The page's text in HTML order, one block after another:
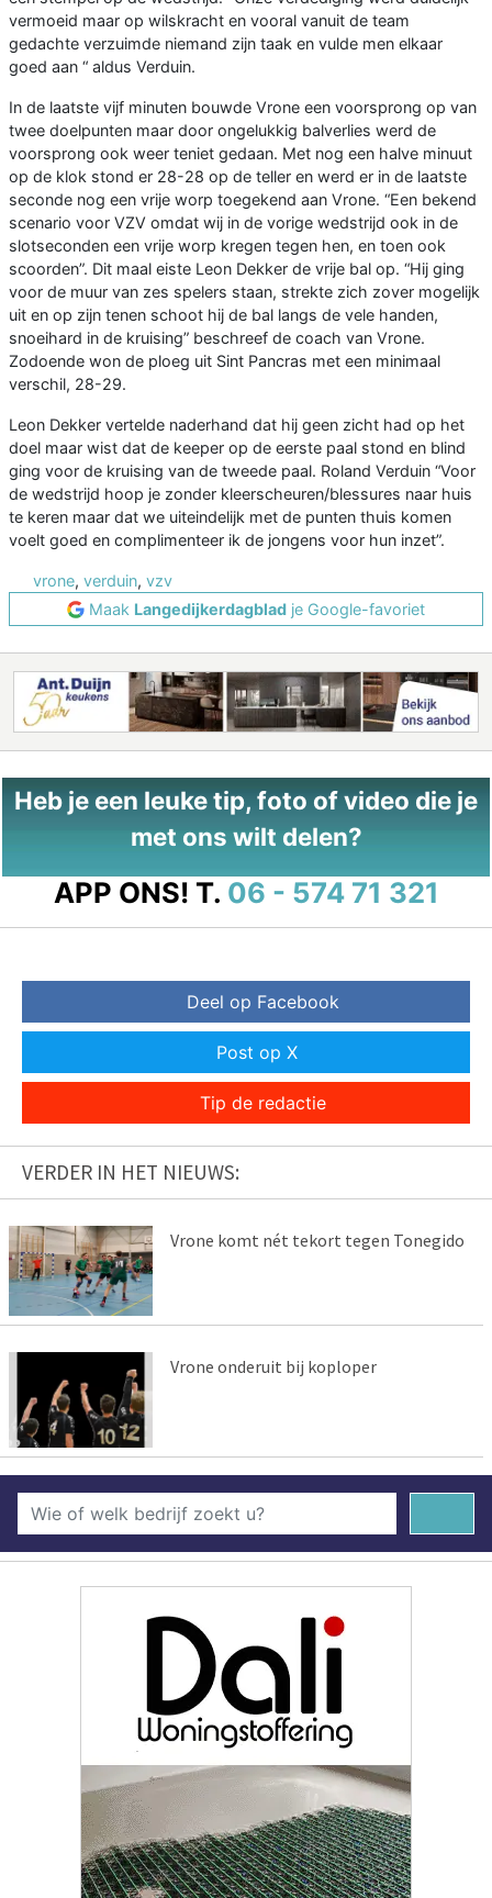
vermoeid maar op wilskracht en vooral vanuit de team
gedachte verzuimde niemand zijn taak en vulde men elkaar
goed aan “ aldus Verduin.
In de laatste vijf minuten bouwde Vrone een voorsprong op van
twee doelpunten maar door ongelukkig balverlies werd de
voorsprong ook weer teniet gedaan. Met nog een halve minuut
op de klok stond er 28-28 op de teller en werd er in de laatste
seconde nog een vrije worp toegekend aan Vrone. “Een bekend
scenario voor VZV omdat wij in de vorige wedstrijd ook in de
slotseconden een vrije worp kregen tegen hen, en toen ook
scoorden”. Dit maal eiste Leon Dekker de vrije bal op. “Hij ging
voor de muur van zes spelers staan, strekte zich zover mogelijk
uit en op zijn tenen schoot hij de bal langs de vele handen,
snoeihard in de kruising” beschreef de coach van Vrone.
Zodoende won de ploeg uit Sint Pancras met een minimaal
verschil, 28-29.
Leon Dekker vertelde naderhand dat hij geen zicht had op het
doel maar wist dat de keeper op de eerste paal stond en blind
ging voor de kruising van de tweede paal. Roland Verduin “Voor
de wedstrijd hoop je zonder kleerscheuren/blessures naar huis
te keren maar dat we uiteindelijk met de punten thuis komen
voelt goed en complimenteer ik de jongens voor hun inzet”.
vrone, verduin, vzv
Maak Langedijkerdagblad je Google-favoriet
Heb je een leuke tip, foto of video die je
met ons wilt delen?
APP ONS! T. 06 - 574 71 321
Deel op Facebook
Post op X
Tip de redactie
VERDER IN HET NIEUWS:
Vrone komt nét tekort tegen Tonegido
Vrone onderuit bij koploper